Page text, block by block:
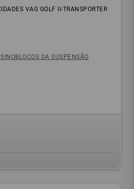
VAG GOLF II-TRANSPORTER
DA SUSPENSÃO